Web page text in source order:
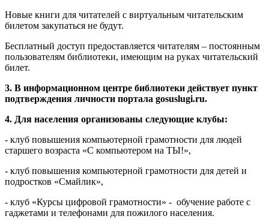
Новые книги для читателей с виртуальным читательским
билетом закупаться не будут.
Бесплатный доступ предоставляется читателям – постоянным
пользователям библиотеки, имеющим на руках читательский
билет.
3. В информационном центре библиотеки действует пункт
подтверждения личности портала gosuslugi.ru.
4. Для населения организованы следующие клубы:
- клуб повышения компьютерной грамотности для людей
старшего возраста «С компьютером на ТЫ!»,
- клуб повышения компьютерной грамотности для детей и
подростков «Смайлик»,
- клуб «Курсы цифровой грамотности» - обучение работе с
гаджетами и телефонами для пожилого населения.